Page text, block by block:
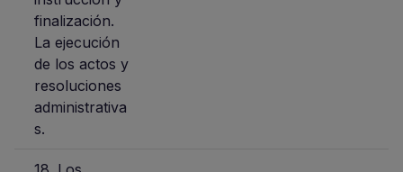
finalización.
La ejecución
de los actos y
resoluciones
administrativa
s.